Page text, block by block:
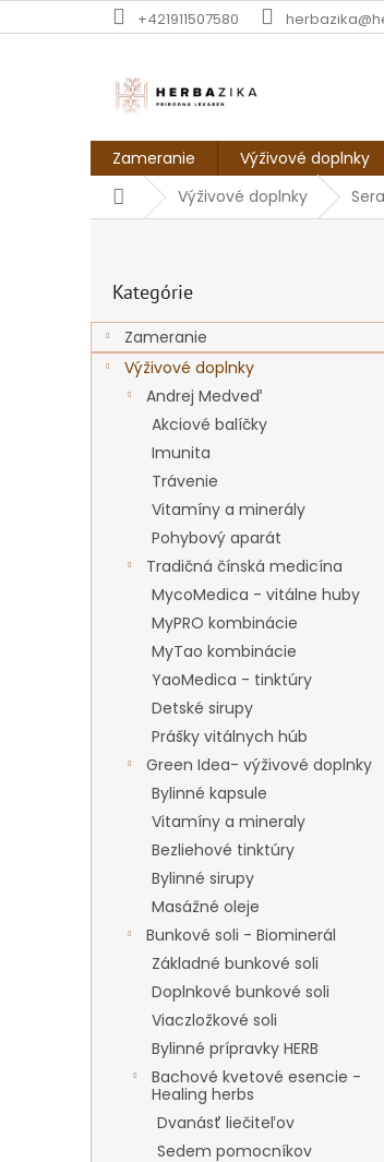
na
+421911507580
Zameranie Výživové doplnky
DomovVýživové doplnky
ý
p
kategórie
Kategórie
Zameranie
Výživové doplnky
Andrej Medveď
Akciové balíčky
Imunita
Trávenie
Vitamíny a minerály
Pohybový aparát
Tradičná čínská medicína
MycoMedica - vitálne huby
MyPRO kombinácie
MyTao kombinácie
YaoMedica - tinktúry
Detské sirupy
Prášky vitálnych húb
Green Idea- výživové doplnky
Bylinné kapsule
Vitamíny a mineraly
Bezliehové tinktúry
Bylinné sirupy
Masážné oleje
Bunkové soli - Biominerál
Základné bunkové soli
Doplnkové bunkové soli
Viaczložkové soli
Bylinné prípravky HERB
Bachové kvetové esencie -
Healing herbs
Dvanásť liečiteľov
Sedem pomocníkov